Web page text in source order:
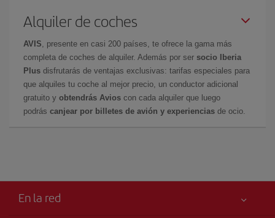
Alquiler de coches
AVIS , presente en casi 200 países, te ofrece la gama más
completa de coches de alquiler. Además por ser socio Iberia
Plus disfrutarás de ventajas exclusivas: tarifas especiales para
que alquiles tu coche al mejor precio, un conductor adicional
gratuito y obtendrás Avios con cada alquiler que luego
podrás canjear por billetes de avión y experiencias de ocio.
En la red